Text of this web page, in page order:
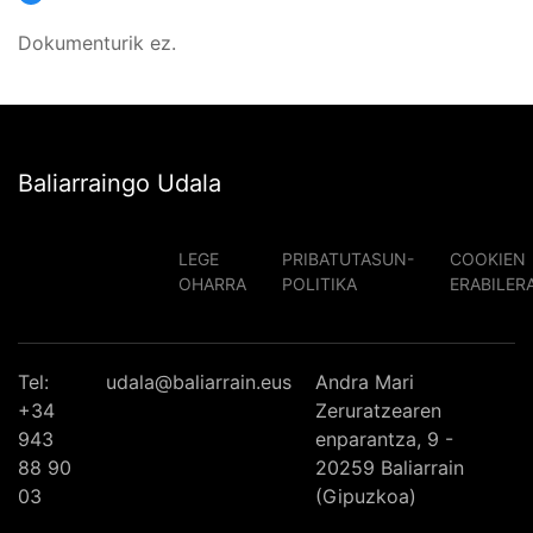
Dokumenturik ez.
Baliarraingo Udala
LEGE
OHARRA
PRIBATUTASUN-
POLITIKA
COOKIEN
Tel:
+34
943
88 90
03
udala@baliarrain.eus
Andra Mari
Zeruratzearen
enparantza, 9 -
20259 Baliarrain
(Gipuzkoa)